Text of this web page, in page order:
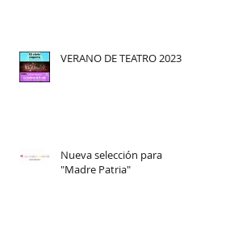
VERANO DE TEATRO 2023
Nueva selección para
"Madre Patria"